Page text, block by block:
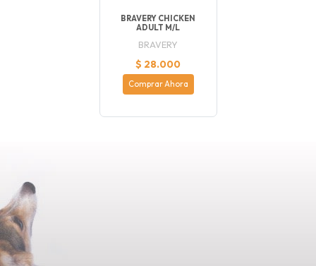
BRAVERY CHICKEN
ADULT M/L
BRAVERY
$ 28.000
Comprar Ahora